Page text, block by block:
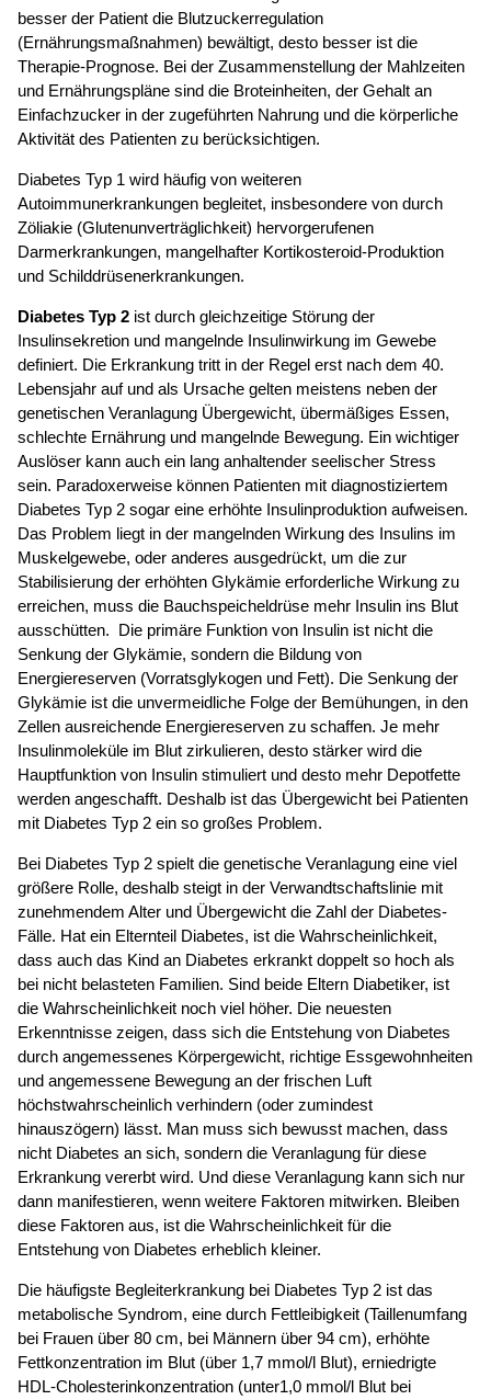
besser der Patient die Blutzuckerregulation
(Ernährungsmaßnahmen) bewältigt, desto besser ist die
Therapie-Prognose. Bei der Zusammenstellung der Mahlzeiten
und Ernährungspläne sind die Broteinheiten, der Gehalt an
Einfachzucker in der zugeführten Nahrung und die körperliche
Aktivität des Patienten zu berücksichtigen.
Diabetes Typ 1 wird häufig von weiteren
Autoimmunerkrankungen begleitet, insbesondere von durch
Zöliakie (Glutenunverträglichkeit) hervorgerufenen
Darmerkrankungen, mangelhafter Kortikosteroid-Produktion
und Schilddrüsenerkrankungen.
Diabetes Typ 2 ist durch gleichzeitige Störung der
Insulinsekretion und mangelnde Insulinwirkung im Gewebe
definiert. Die Erkrankung tritt in der Regel erst nach dem 40.
Lebensjahr auf und als Ursache gelten meistens neben der
genetischen Veranlagung Übergewicht, übermäßiges Essen,
schlechte Ernährung und mangelnde Bewegung. Ein wichtiger
Auslöser kann auch ein lang anhaltender seelischer Stress
sein. Paradoxerweise können Patienten mit diagnostiziertem
Diabetes Typ 2 sogar eine erhöhte Insulinproduktion aufweisen.
Das Problem liegt in der mangelnden Wirkung des Insulins im
Muskelgewebe, oder anderes ausgedrückt, um die zur
Stabilisierung der erhöhten Glykämie erforderliche Wirkung zu
erreichen, muss die Bauchspeicheldrüse mehr Insulin ins Blut
ausschütten. Die primäre Funktion von Insulin ist nicht die
Senkung der Glykämie, sondern die Bildung von
Energiereserven (Vorratsglykogen und Fett). Die Senkung der
Glykämie ist die unvermeidliche Folge der Bemühungen, in den
Zellen ausreichende Energiereserven zu schaffen. Je mehr
Insulinmoleküle im Blut zirkulieren, desto stärker wird die
Hauptfunktion von Insulin stimuliert und desto mehr Depotfette
werden angeschafft. Deshalb ist das Übergewicht bei Patienten
mit Diabetes Typ 2 ein so großes Problem.
Bei Diabetes Typ 2 spielt die genetische Veranlagung eine viel
größere Rolle, deshalb steigt in der Verwandtschaftslinie mit
zunehmendem Alter und Übergewicht die Zahl der Diabetes-
Fälle. Hat ein Elternteil Diabetes, ist die Wahrscheinlichkeit,
dass auch das Kind an Diabetes erkrankt doppelt so hoch als
bei nicht belasteten Familien. Sind beide Eltern Diabetiker, ist
die Wahrscheinlichkeit noch viel höher. Die neuesten
Erkenntnisse zeigen, dass sich die Entstehung von Diabetes
durch angemessenes Körpergewicht, richtige Essgewohnheiten
und angemessene Bewegung an der frischen Luft
höchstwahrscheinlich verhindern (oder zumindest
hinauszögern) lässt. Man muss sich bewusst machen, dass
nicht Diabetes an sich, sondern die Veranlagung für diese
Erkrankung vererbt wird. Und diese Veranlagung kann sich nur
dann manifestieren, wenn weitere Faktoren mitwirken. Bleiben
diese Faktoren aus, ist die Wahrscheinlichkeit für die
Entstehung von Diabetes erheblich kleiner.
Die häufigste Begleiterkrankung bei Diabetes Typ 2 ist das
metabolische Syndrom, eine durch Fettleibigkeit (Taillenumfang
bei Frauen über 80 cm, bei Männern über 94 cm), erhöhte
Fettkonzentration im Blut (über 1,7 mmol/l Blut), erniedrigte
HDL-Cholesterinkonzentration (unter1,0 mmol/l Blut bei